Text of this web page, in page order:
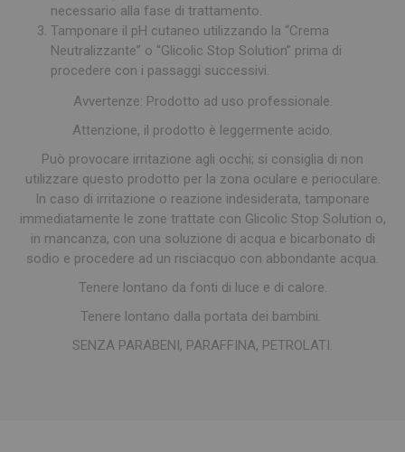
necessario alla fase di trattamento.
Tamponare il pH cutaneo utilizzando la “Crema
Neutralizzante” o “Glicolic Stop Solution” prima di
procedere con i passaggi successivi.
Avvertenze: Prodotto ad uso professionale.
Attenzione, il prodotto è leggermente acido.
Può provocare irritazione agli occhi; si consiglia di non
utilizzare questo prodotto per la zona oculare e perioculare.
In caso di irritazione o reazione indesiderata, tamponare
immediatamente le zone trattate con Glicolic Stop Solution o,
in mancanza, con una soluzione di acqua e bicarbonato di
sodio e procedere ad un risciacquo con abbondante acqua.
Tenere lontano da fonti di luce e di calore.
Tenere lontano dalla portata dei bambini.
SENZA PARABENI, PARAFFINA, PETROLATI.